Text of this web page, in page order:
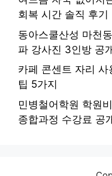
회복 시간 솔직 후기
동아스쿨산성 마천
파 강사진 3인방 공
카페 콘센트 자리
팁 5가지
민병철어학원 학원
종합과정 수강료 공